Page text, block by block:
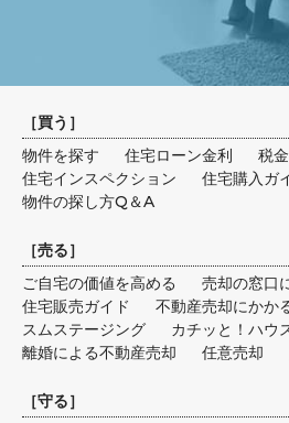
［買う ］
物件を探す
住宅ローン金利
税
住宅インスペクション
住宅購入ガ
物件の探し方Q＆A
［売る］
ご自宅の価値を高める
売却の窓口
住宅販売ガイド
不動産売却にかか
スムステージング
カチッと！ハウ
離婚による不動産売却
任意売却
［守る］